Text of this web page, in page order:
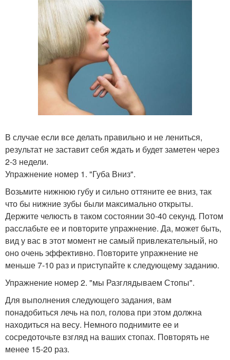
В случае если все делать правильно и не лениться,
результат не заставит себя ждать и будет заметен через
2-3 недели.
Упражнение номер 1. "Губа Вниз".
Возьмите нижнюю губу и сильно оттяните ее вниз, так
что бы нижние зубы были максимально открыты.
Держите челюсть в таком состоянии 30-40 секунд. Потом
расслабьте ее и повторите упражнение. Да, может быть,
вид у вас в этот момент не самый привлекательный, но
оно очень эффективно. Повторите упражнение не
меньше 7-10 раз и приступайте к следующему заданию.
Упражнение номер 2. "мы Разглядываем Стопы".
Для выполнения следующего задания, вам
понадобиться лечь на пол, голова при этом должна
находиться на весу. Немного поднимите ее и
сосредоточьте взгляд на ваших стопах. Повторять не
менее 15-20 раз.